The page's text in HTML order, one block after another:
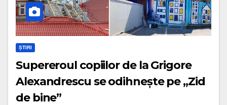
ȘTIRI
Supereroul copiilor de la Grigore
Alexandrescu se odihnește pe „Zid
de bine”